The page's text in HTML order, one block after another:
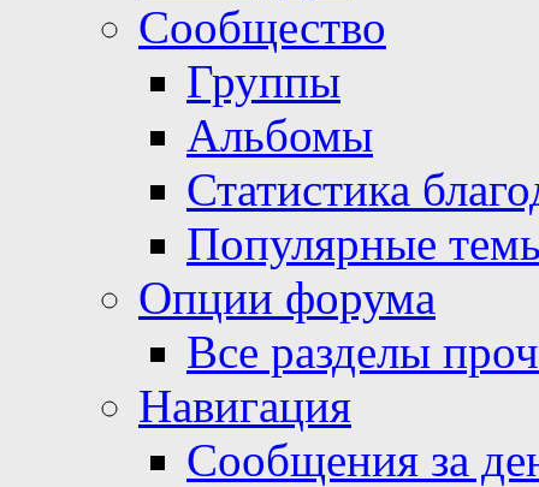
Сообщество
Группы
Альбомы
Статистика
Популярные
Опции форума
Все разделы
Навигация
Сообщения за